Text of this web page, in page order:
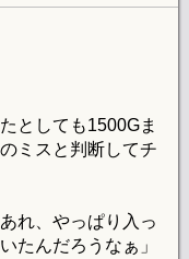
としても1500Gま
ミスと判断してチ
れ、やっぱり入っ
たんだろうなぁ」